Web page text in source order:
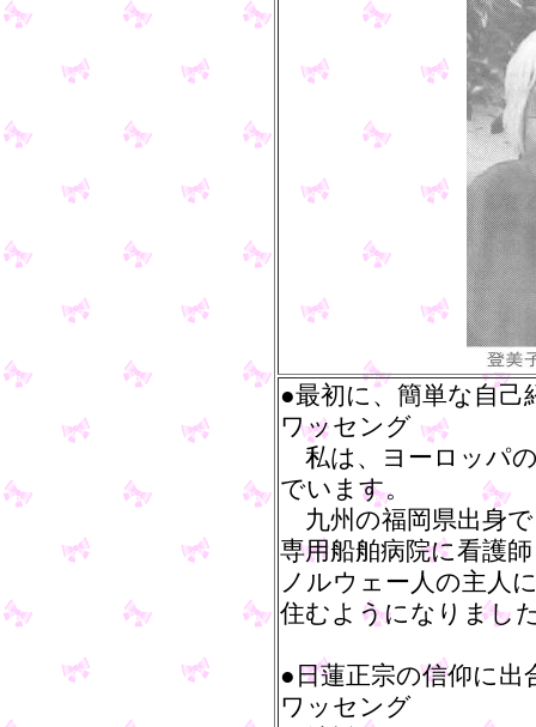
●最初に、簡単な自
ワッセング
私は、ヨーロッパ
でいます。
九州の福岡県出身
専用船舶病院に看護
ノルウェー人の主人
住むようになりまし
●日蓮正宗の信仰に
ワッセング